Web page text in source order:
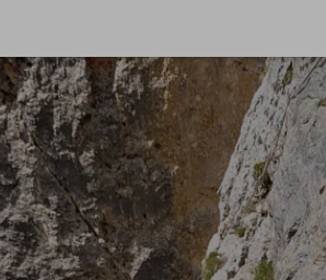
Tiefschnee
Backcountry